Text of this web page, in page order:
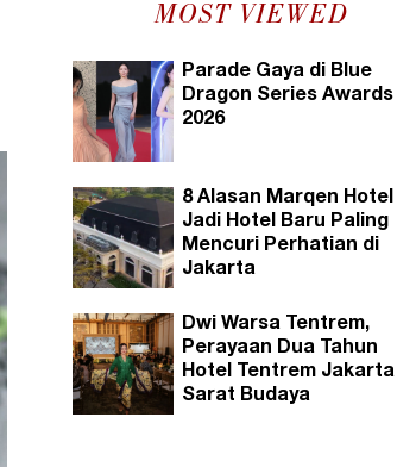
MOST VIEWED
Parade Gaya di Blue
Dragon Series Awards
2026
8 Alasan Marqen Hotel
Jadi Hotel Baru Paling
Mencuri Perhatian di
Jakarta
Dwi Warsa Tentrem,
Perayaan Dua Tahun
Hotel Tentrem Jakarta
Sarat Budaya